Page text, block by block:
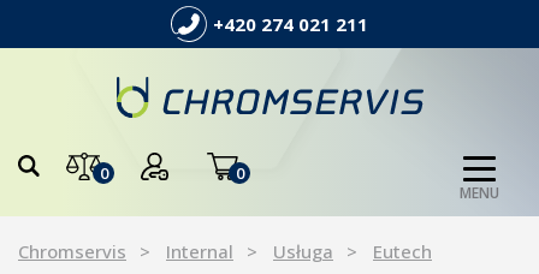
+420 274 021 211
0 0
MENU
Chromservis Internal Usługa Eutech